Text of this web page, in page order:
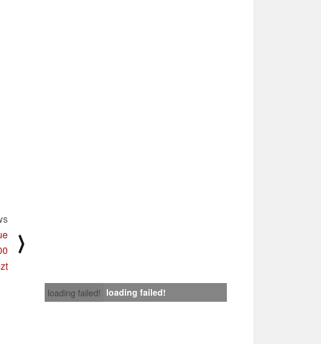
⟩
loading failed! loading failed!